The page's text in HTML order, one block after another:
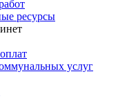
ресурсы
услуг